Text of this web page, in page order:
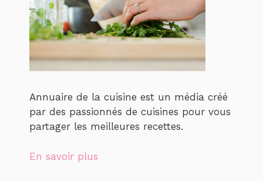
Annuaire de la cuisine est un média créé
par des passionnés de cuisines pour vous
partager les meilleures recettes.
En savoir plus